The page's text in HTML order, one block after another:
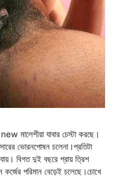
যাবার চেস্টা করছে।
ভোরনপোষন চলেনা।প্রতিটা
বিগত দুই বছরে প্রায় ত্রিশ
কর্জের পরিমান বেড়েই চলেছে।চোখে